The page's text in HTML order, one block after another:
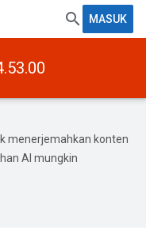
MASUK
menerjemahkan konten
AI mungkin